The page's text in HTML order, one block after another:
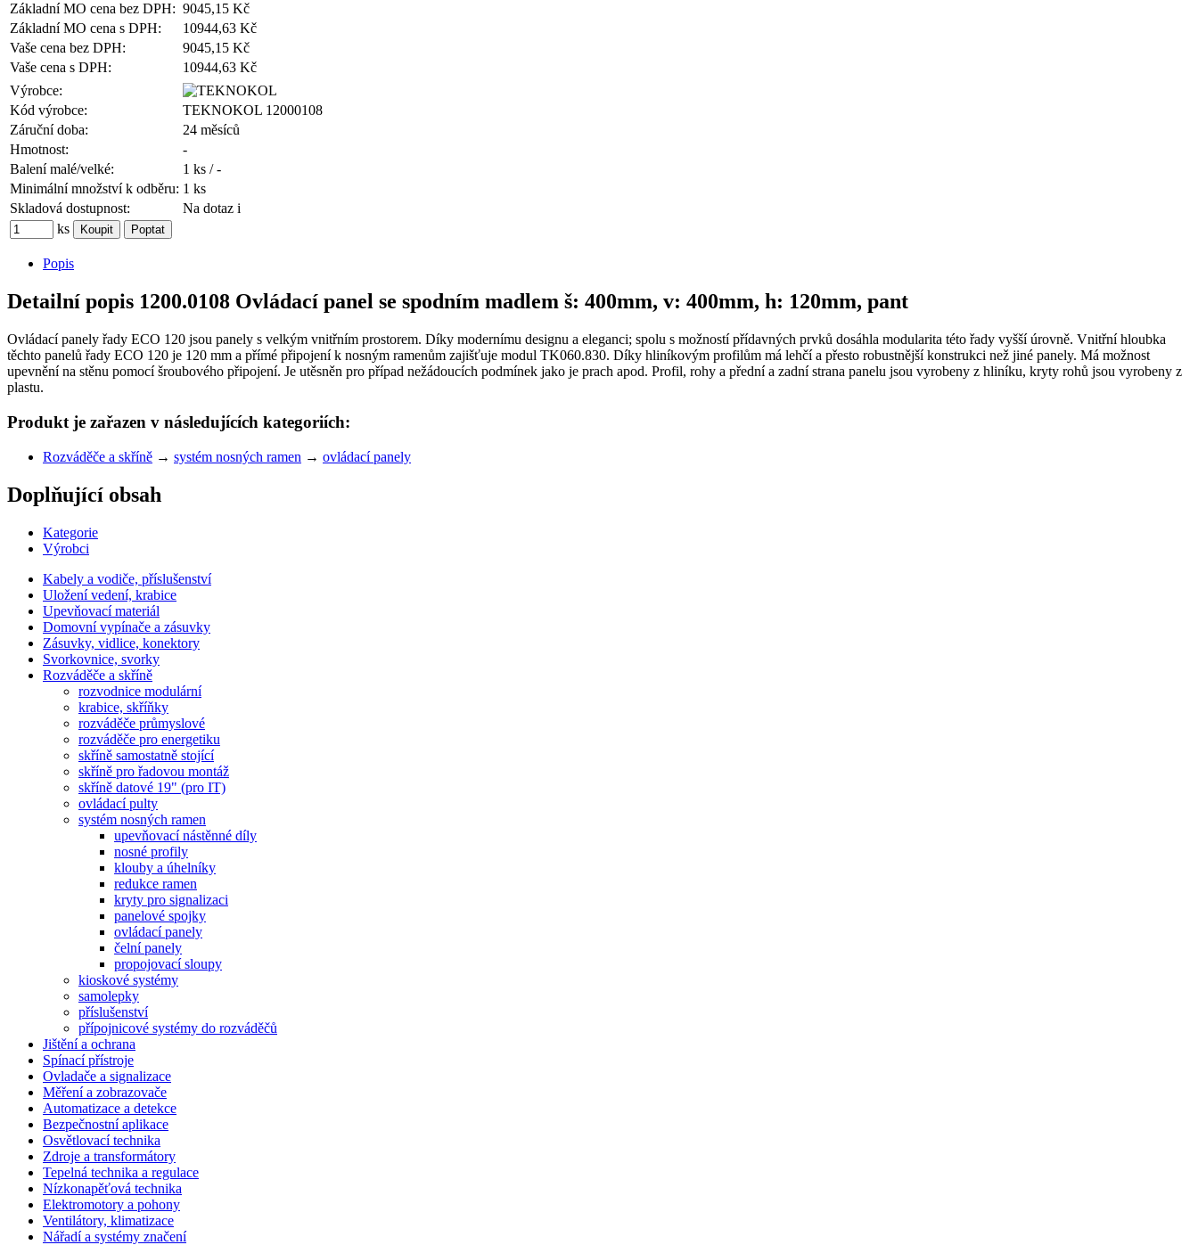
Základní MO cena bez DPH: 9045,15 Kč
Základní MO cena s DPH:
10944,63 Kč
Vaše cena bez DPH:
9045,15 Kč
Vaše cena s DPH:
10944,63 Kč
Výrobce:
Kód výrobce:
TEKNOKOL 12000108
Záruční doba:
24 měsíců
Hmotnost:
-
Balení malé/velké:
1 ks / -
Minimální množství k odběru: 1 ks
Skladová dostupnost:
Na dotaz i
ks
Popis
Detailní popis 1200.0108 Ovládací panel se spodním madlem š: 400mm, v: 400mm, h: 120mm, pant
Ovládací panely řady ECO 120 jsou panely s velkým vnitřním prostorem. Díky modernímu designu a eleganci; spolu s možností přídavných prvků dosáhla modularita této řady vyšší úrovně. Vnitřní hloubka
těchto panelů řady ECO 120 je 120 mm a přímé připojení k nosným ramenům zajišťuje modul TK060.830. Díky hliníkovým profilům má lehčí a přesto robustnější konstrukci než jiné panely. Má možnost
upevnění na stěnu pomocí šroubového připojení. Je utěsněn pro případ nežádoucích podmínek jako je prach apod. Profil, rohy a přední a zadní strana panelu jsou vyrobeny z hliníku, kryty rohů jsou vyrobeny z
plastu.
Produkt je zařazen v následujících kategoriích:
Rozváděče a skříně → systém nosných ramen → ovládací panely
Doplňující obsah
Kategorie
Výrobci
Kabely a vodiče, příslušenství
Uložení vedení, krabice
Upevňovací materiál
Domovní vypínače a zásuvky
Zásuvky, vidlice, konektory
Svorkovnice, svorky
Rozváděče a skříně
rozvodnice modulární
krabice, skříňky
rozváděče průmyslové
rozváděče pro energetiku
skříně samostatně stojící
skříně pro řadovou montáž
skříně datové 19" (pro IT)
ovládací pulty
systém nosných ramen
upevňovací nástěnné díly
nosné profily
klouby a úhelníky
redukce ramen
kryty pro signalizaci
panelové spojky
ovládací panely
čelní panely
propojovací sloupy
kioskové systémy
samolepky
příslušenství
přípojnicové systémy do rozváděčů
Jištění a ochrana
Spínací přístroje
Ovladače a signalizace
Měření a zobrazovače
Automatizace a detekce
Bezpečnostní aplikace
Osvětlovací technika
Zdroje a transformátory
Tepelná technika a regulace
Nízkonapěťová technika
Elektromotory a pohony
Ventilátory, klimatizace
Nářadí a systémy značení